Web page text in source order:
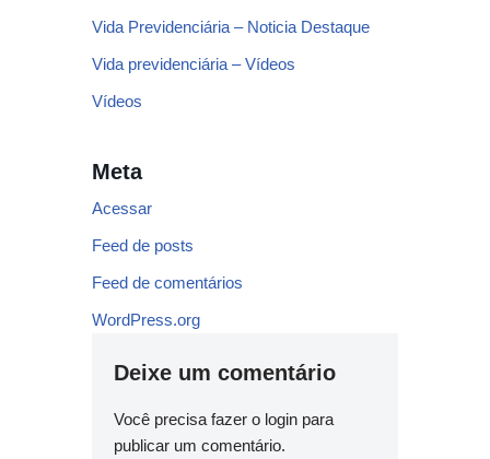
Vida Previdenciária – Noticia Destaque
Vida previdenciária – Vídeos
Vídeos
Meta
Acessar
Feed de posts
Feed de comentários
WordPress.org
Deixe um comentário
Você precisa fazer o login para
publicar um comentário.